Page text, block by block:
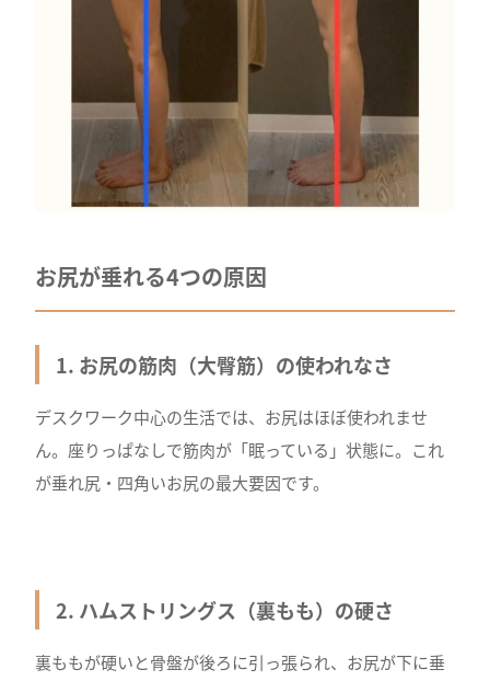
お尻が垂れる4つの原因
1. お尻の筋肉（大臀筋）の使われなさ
デスクワーク中心の生活では、お尻はほぼ使われませ
ん。座りっぱなしで筋肉が「眠っている」状態に。これ
が垂れ尻・四角いお尻の最大要因です。
2. ハムストリングス（裏もも）の硬さ
裏ももが硬いと骨盤が後ろに引っ張られ、お尻が下に垂